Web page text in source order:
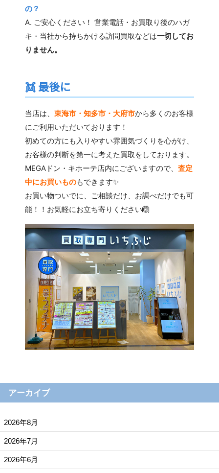
の？
A. ご安心ください！ 営業電話・お買取り後のハガ
キ・当社から持ちかける訪問買取などは一切してお
りません。
👯最後に
当店は、 東海市・知多市・大府市から多くのお客様
にご利用いただいております！
初めての方にも入りやすい雰囲気づくりを心がけ、
お客様の判断を第一に考えた買取をしております。
MEGAドン・キホーテ店内にございますので、 査定
中にお買いものもできます✨
お買い物ついでに、ご相談だけ、お調べだけでも可
能！！お気軽にお立ち寄りください🙆
アーカイブ
2026年8月
2026年7月
2026年6月